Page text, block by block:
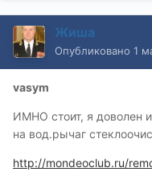
Жиша
Опубликовано 1
vasym
ИМНО стоит, я доволен
на вод.рычаг
http://mondeoclub.ru/